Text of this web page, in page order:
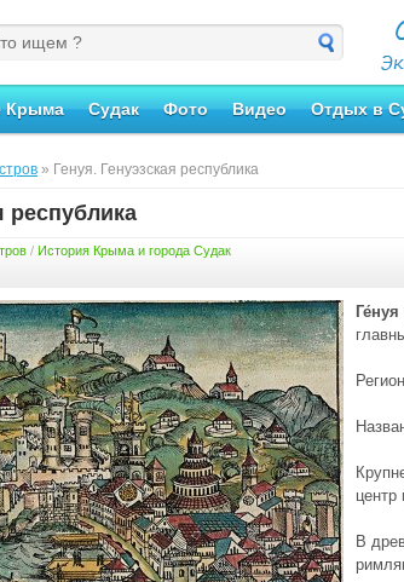
Крыма Судак Фото Видео Отдых в
» Генуя. Генуэзская республика
республика
/ История Крыма и города Судак
Ге́нуя
центр
В